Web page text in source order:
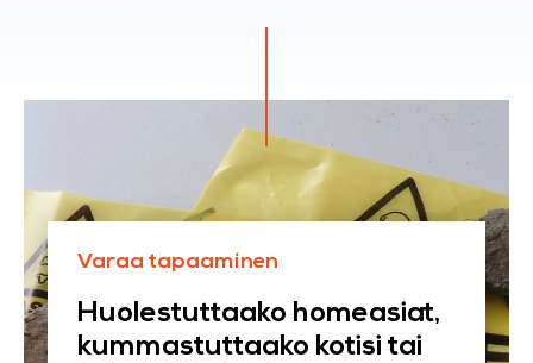
Varaa tapaaminen
Huolestuttaako homeasiat,
kummastuttaako kotisi tai